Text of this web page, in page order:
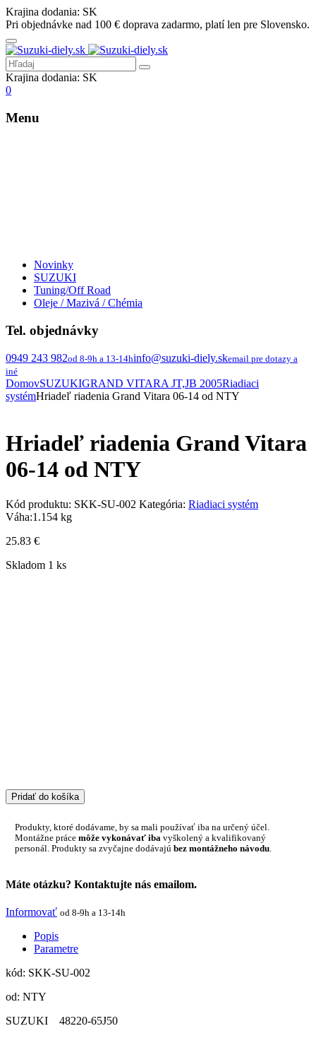
Krajina dodania: SK
Pri objednávke nad 100 € doprava zadarmo, platí len pre Slovensko.
Krajina dodania: SK
0
Menu
Novinky
SUZUKI
Tuning/Off Road
Oleje / Mazivá / Chémia
Tel. objednávky
0949 243 982od 8-9h a 13-14hinfo@suzuki-diely.skemail pre dotazy a
iné
DomovSUZUKIGRAND VITARA JT,JB 2005Riadiaci
systémHriadeľ riadenia Grand Vitara 06-14 od NTY
Hriadeľ riadenia Grand Vitara
06-14 od NTY
Kód produktu: SKK-SU-002 Kategória: Riadiaci systém
Váha:1.154 kg
25.83 €
Skladom 1 ks
Pridať do košíka
Produkty, ktoré dodávame, by sa mali používať iba na určený účel.
Montážne práce môže vykonávať iba vyškolený a kvalifikovaný
personál. Produkty sa zvyčajne dodávajú bez montážneho návodu
Máte otázku? Kontaktujte nás emailom.
Informovať od 8-9h a 13-14h
Popis
Parametre
kód: SKK-SU-002
od: NTY
SUZUKI 48220-65J50